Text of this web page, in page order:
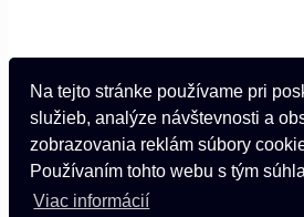
Na tejto stránke používame pri
služieb, analýze návštevnosti a
zobrazovania reklám súbory
Používaním tohto webu s tým
Viac informácií
Kontakt
Partneri
Podmienky používania